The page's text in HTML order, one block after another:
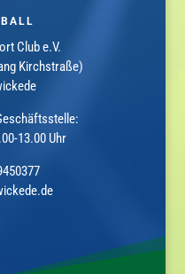
Club e.V.
Kirchstraße)
13.00 Uhr